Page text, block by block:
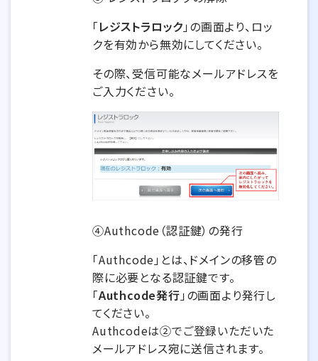
「レジストラロック」の画面より、ロッ
クを有効から無効にしてください。
その際、受信可能なメールアドレスを
ご入力ください。
④Authcode（認証鍵）の発行
「Authcode」とは、ドメインの移管の
際に必要となる認証鍵です。
「Authcode発行」の画面より発行し
てください。
Authcodeは②でご登録いただいた
メールアドレス宛に送信されます。